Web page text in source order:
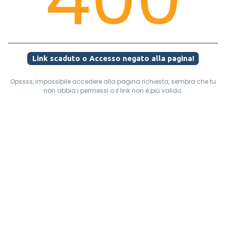
Link scaduto o Accesso negato alla pagina!
Opssss, impossibile accedere alla pagina richiesta, sembra che tu
non abbia i permessi o il link non è più valido.